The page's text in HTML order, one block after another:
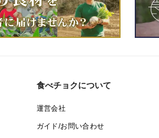
食べチョクについて
運営会社
ガイド/お問い合わせ